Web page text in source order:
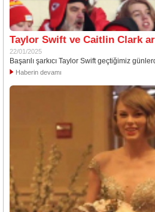
Taylor Swift ve Caitlin Clark
22/01/2025
Başarılı şarkıcı Taylor Swift geçtiğimiz
Haberin devamı